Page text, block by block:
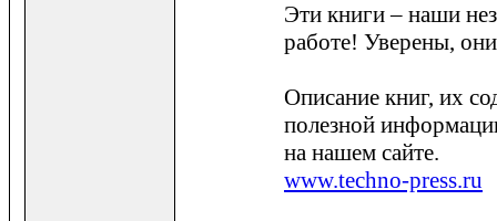
Эти книги – наши
работе! Уверены,
Описание книг, их
полезной
на нашем сайте.
www.techno-press.ru